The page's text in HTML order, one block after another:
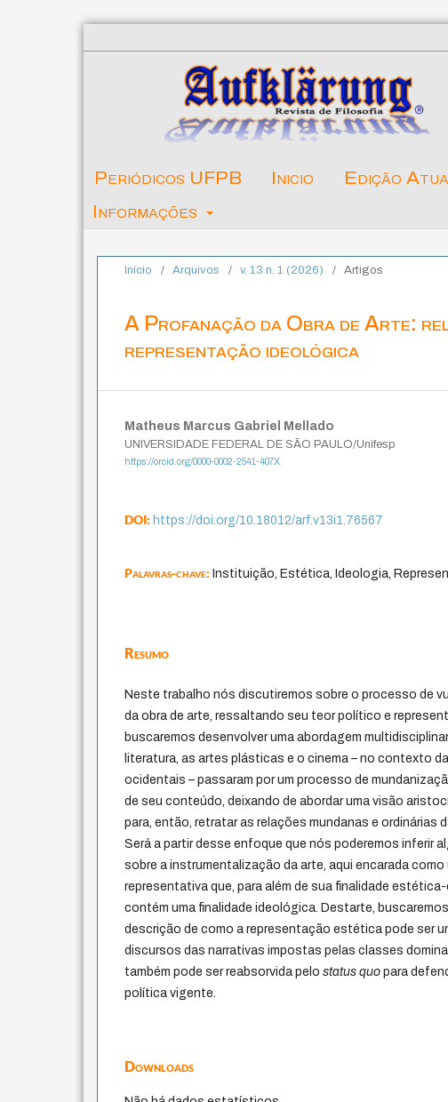
Periódicos UFPB Inicio Edição
Informações
Início / Arquivos / v. 13 n. 1 (2026) / Artigos
A Profanação da Obra de Arte:
representação ideológica
Matheus Marcus Gabriel Mellado
UNIVERSIDADE FEDERAL DE SÃO PAULO/Unifesp
https://orcid.org/0000-0002-2541-407X
DOI:https://doi.org/10.18012/arf.v13i1.76567
Palavras-chave:Instituição, Estética, Ideologia,
Resumo
Neste trabalho nós discutiremos sobre o processo de
da obra de arte, ressaltando seu teor político e
buscaremos desenvolver uma abordagem
literatura, as artes plásticas e o cinema – no contexto
ocidentais – passaram por um processo de
de seu conteúdo, deixando de abordar uma visão
para, então, retratar as relações mundanas e ordinárias
Será a partir desse enfoque que nós poderemos inferir
sobre a instrumentalização da arte, aqui encarada
representativa que, para além de sua finalidade
contém uma finalidade ideológica. Destarte,
descrição de como a representação estética pode ser
discursos das narrativas impostas pelas classes
também pode ser reabsorvida pelostatus quo para
política vigente.
Downloads